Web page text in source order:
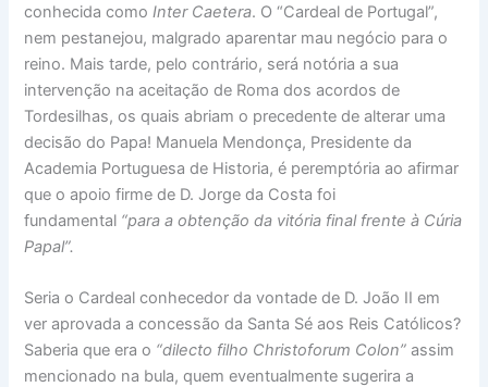
conhecida como Inter Caetera. O “Cardeal de Portugal”,
nem pestanejou, malgrado aparentar mau negócio para o
reino. Mais tarde, pelo contrário, será notória a sua
intervenção na aceitação de Roma dos acordos de
Tordesilhas, os quais abriam o precedente de alterar uma
decisão do Papa! Manuela Mendonça, Presidente da
Academia Portuguesa de Historia, é peremptória ao afirmar
que o apoio firme de D. Jorge da Costa foi
fundamental “para a obtenção da vitória final frente à Cúria
Papal”.
Seria o Cardeal conhecedor da vontade de D. João II em
ver aprovada a concessão da Santa Sé aos Reis Católicos?
Saberia que era o “dilecto filho Christoforum Colon”assim
mencionado na bula, quem eventualmente sugerira a